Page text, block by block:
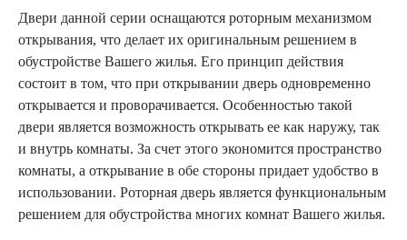
Двери данной серии оснащаются роторным механизмом
открывания, что делает их оригинальным решением в
обустройстве Вашего жилья. Его принцип действия
состоит в том, что при открывании дверь одновременно
открывается и проворачивается. Особенностью такой
двери является возможность открывать ее как наружу, так
и внутрь комнаты. За счет этого экономится пространство
комнаты, а открывание в обе стороны придает удобство в
использовании. Роторная дверь является функциональным
решением для обустройства многих комнат Вашего жилья.